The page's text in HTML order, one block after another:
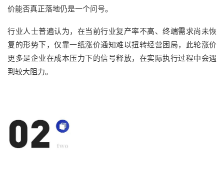
价能否真正落地仍是一个问号。
行业人士普遍认为，在当前行业复产率不高、终端需求尚未恢
复的形势下，仅靠一纸涨价通知难以扭转经营困局，此轮涨价
更多是企业在成本压力下的信号释放，在实际执行过程中会遇
到较大阻力。